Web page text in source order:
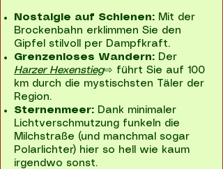
Nostalgie auf Schienen: Mit der
Brockenbahn erklimmen Sie den
Gipfel stilvoll per Dampfkraft.
Grenzenloses Wandern: Der
Harzer Hexenstieg⇨ führt Sie auf 100
km durch die mystischsten Täler der
Region.
Sternenmeer: Dank minimaler
Lichtverschmutzung funkeln die
Milchstraße (und manchmal sogar
Polarlichter) hier so hell wie kaum
irgendwo sonst.